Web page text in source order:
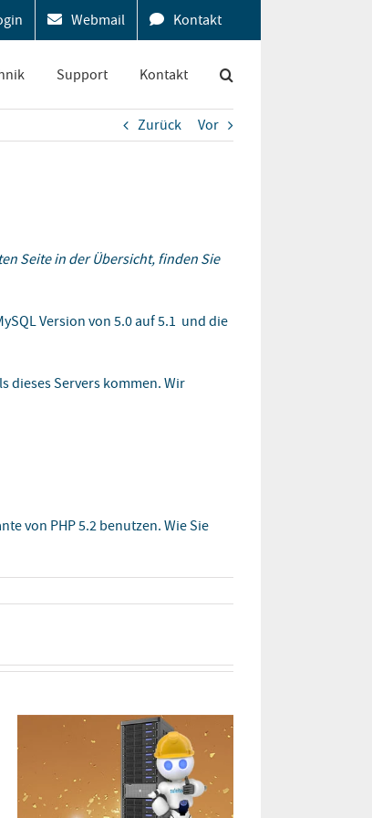
Webmail Kontakt
Support Kontakt
Zurück Vor
Seite in der Übersicht, finden Sie
Version von 5.0 auf 5.1 und die
dieses Servers kommen. Wir
von PHP 5.2 benutzen. Wie Sie